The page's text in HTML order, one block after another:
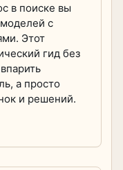
в поиске вы
с
Этот
гид без
а просто
и решений.